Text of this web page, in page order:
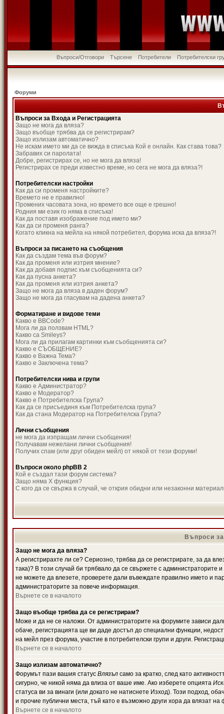
Въпроси/Отговори Търсене Потребители Потребителски
Форуми
Въпроси за Входа и Регистрацията
Защо не мога да вляза?
Защо въобще трябва да се регистрирам?
Защо излизам автоматично?
Не искам името ми да се вижда в списъка Кой е онлайн. Как става това?
Забравих си паролата!
Добре, регистрирах се, но не мога да вляза!
Регистрирах се преди известно време, но сега не мога да вляза?!
Потребителски настройки
Как да си променя настройките?
Времето не е правилно!
Промених часовата зона, но времето все още е грешно!
Родния ми език го няма в списъка!
Как да поставя изображение под името ми?
Как да си променя ранга?
Когато кликна на мейла на някой потребител, форума иска да вляза?!
Въпроси за писането на съобщения
Как да създам тема във форум?
Как да променя или изтрия мнение?
Как да добавя подпис към съобщенията си?
Как да пусна анкета?
Как да променя или изтрия анкета?
Защо не мога да вляза в даден форум?
Защо не мога да гласувам на дадена анкета?
Форматиране и видове теми
Какво е BBCode?
Мога ли да ползвам HTML?
Какво са Smileys?
Мога ли да прилагам картинки към съобщенията си?
Какво е СЪОБЩЕНИЕ?
Какво е Важна Тема?
Какво е Заключена тема?
Потребителски нива и групи
Какво е Администратор?
Какво е Модератор?
Какво е Потребителска Група?
Как да се присъединя към Потребителска група?
Как да стана Модератор на Потребителска Група?
Лични съобщения
не мога да изпращам лични съобщения!
Получавам нежелани лични съобщения!
Получих спам (или друг обиден мейл) от някой от тези форуми!
Въпроси около phpBB 2
Кой е създал тази форум система?
Защо няма X функция?
С кого да се свържа в случай, че открия обидни или незаконни
Въпроси
Защо не мога да вляза?
А регистрирахте ли се? Сериозно, трябва да се регистрирате, за да
така)? В този случай би трябвало да се свържете с администраторите
не можете да влезете, проверете дали въвеждате правилно името и
администраторите за повече информация.
Върнете се в началото
Защо въобще трябва да се регистрирам?
Може и да не се наложи. От администраторите на форумите зависи
обаче, регистрацията ще ви даде достъп до специални функции,
на мейл през форума, участие в потребителски групи и други.
Върнете се в началото
Защо излизам автоматично?
Форумът пази вашия статус Влязъл само за кратко, след като
сигурно, че никой няма да влиза от ваше име. Ако изберете опцията
статуса ви за винаги (или докато не натиснете Изход). Този подход,
и прочие публични места, тъй като е възможно други хора да влязат
Върнете се в началото